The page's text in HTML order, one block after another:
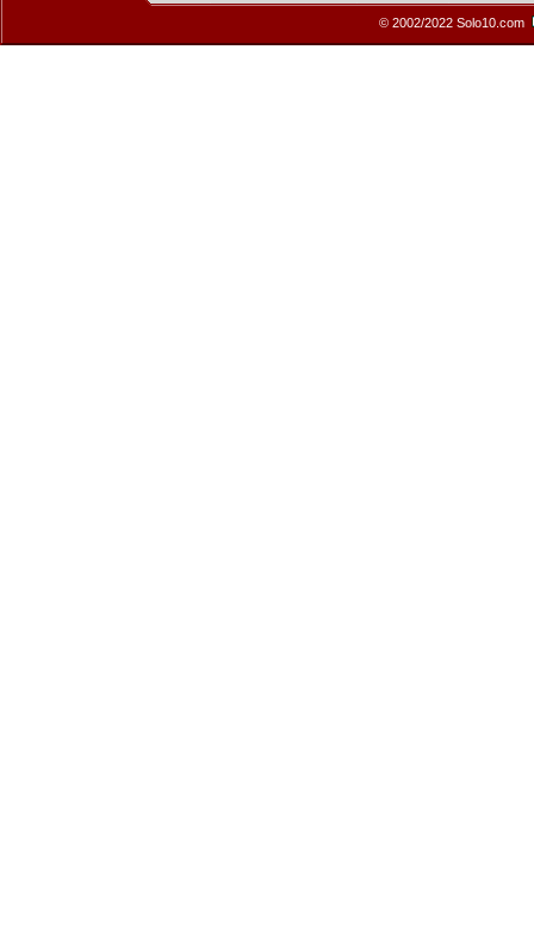
© 2002/2022 Solo10.com